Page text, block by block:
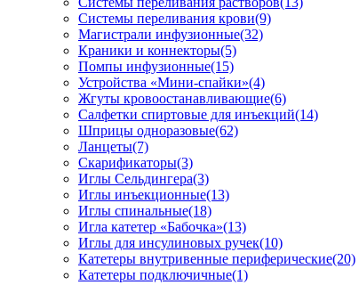
Системы переливания крови(9)
Магистрали инфузионные(32)
Краники и коннекторы(5)
Помпы инфузионные(15)
Устройства «Мини-спайки»(4)
Жгуты кровоостанавливающие(6)
Салфетки спиртовые для инъекций(14)
Шприцы одноразовые(62)
Ланцеты(7)
Скарификаторы(3)
Иглы Сельдингера(3)
Иглы инъекционные(13)
Иглы спинальные(18)
Игла катетер «Бабочка»(13)
Иглы для инсулиновых ручек(10)
Катетеры внутривенные периферические(20)
Катетеры подключичные(1)